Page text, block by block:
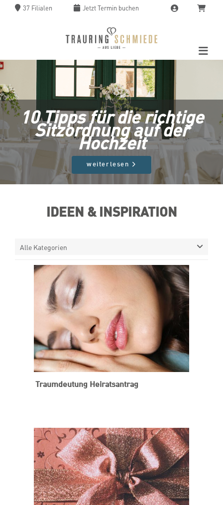
37 Filialen JetztTermin buchen
10 Tipps für die richtige
Sitzordnung auf der
Hochzeit
weiterlesen
IDEEN & INSPIRATION
Alle Kategorien
Traumdeutung Heiratsantrag